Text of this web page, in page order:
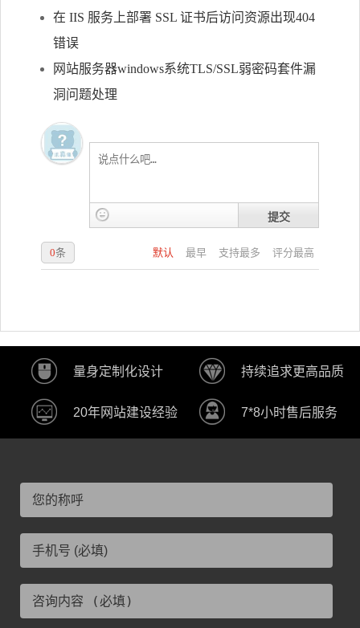
在 IIS 服务上部署 SSL 证书后访问资源出现404
错误
网站服务器windows系统TLS/SSL弱密码套件漏
洞问题处理
提交
默认 最早 支持最多 评分最高
0条
量身定制化设计 持续追求更高品质
20年网站建设经验 7*8小时售后服务